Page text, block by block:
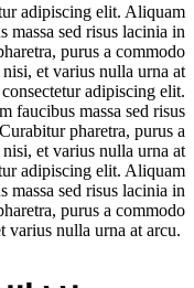
adipiscing elit. Aliquam
massa sed risus lacinia in
purus a commodo
et varius nulla urna at
adipiscing elit.
faucibus massa sed risus
pharetra, purus a
et varius nulla urna at
adipiscing elit. Aliquam
massa sed risus lacinia in
purus a commodo
varius nulla urna at arcu.